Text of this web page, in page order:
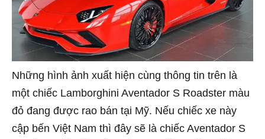
Những hình ảnh xuất hiện cùng thông tin trên là
một chiếc Lamborghini Aventador S Roadster màu
đỏ đang được rao bán tại Mỹ. Nếu chiếc xe này
cập bến Việt Nam thì đây sẽ là chiếc Aventador S